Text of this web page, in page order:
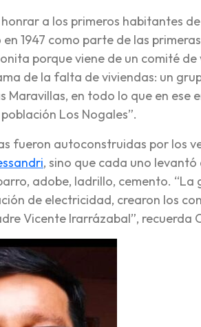
a los primeros habitantes
1947 como parte de las
porque viene de un comité
de la falta de viviendas: un
Maravillas, en todo lo que en ese
Los Nogales”.
fueron autoconstruidas por los
, sino que cada uno
adobe, ladrillo, cemento.
de electricidad, crearon los
Vicente Irarrázabal”, recuerda